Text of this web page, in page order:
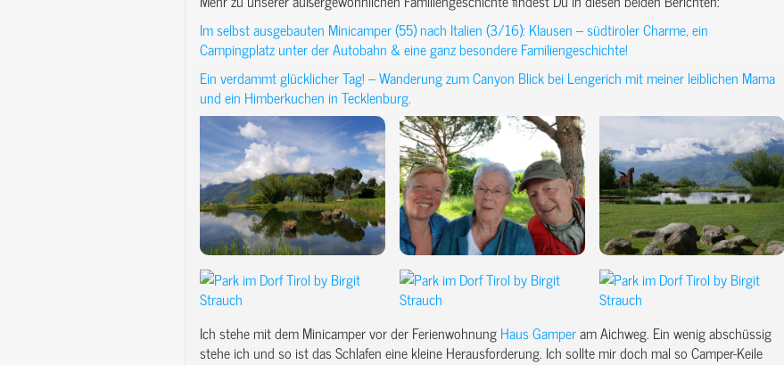
Im selbst ausgebauten Minicamper (55) nach Italien (3/16): Klausen – südtiroler Charme, ein
Campingplatz unter der Autobahn & eine ganz besondere Familiengeschichte!
Ein verdammt glücklicher Tag! – Wanderung zum Canyon Blick bei Lengerich mit meiner leiblichen Mama
und ein Himberkuchen in Tecklenburg.
Ich stehe mit dem Minicamper vor der FerienwohnungHaus Gamperam Aichweg. Ein wenig abschüssig
stehe ich und so ist das Schlafen eine kleine Herausforderung. Ich sollte mir doch mal so Camper-Keile